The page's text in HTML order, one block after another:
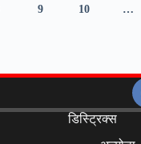
9 10 …
डिस्ट्रिक्स